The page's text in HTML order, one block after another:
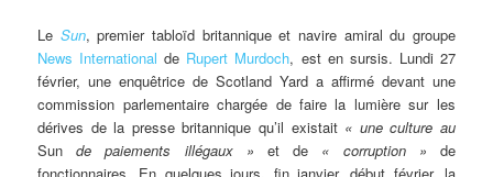
Le Sun, premier tabloïd britannique et navire amiral du groupe
News International de Rupert Murdoch, est en sursis. Lundi 27
février, une enquêtrice de Scotland Yard a affirmé devant une
commission parlementaire chargée de faire la lumière sur les
dérives de la presse britannique qu’il existait « une culture au
Sunde paiements illégaux » et de « corruption » de